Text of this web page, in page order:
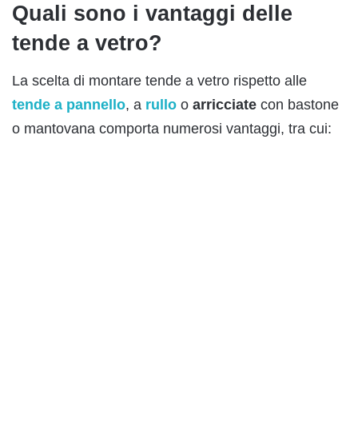
Quali sono i vantaggi delle
tende a vetro?
La scelta di montare tende a vetro rispetto alle
tende a pannello, a rullo o arricciate con bastone
o mantovana comporta numerosi vantaggi, tra cui: